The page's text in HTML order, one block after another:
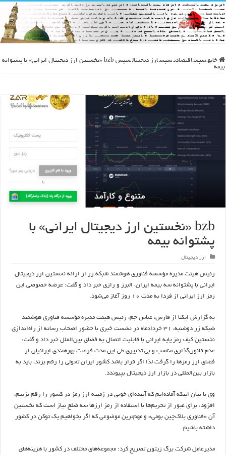
خانه سپس اقتصادی سپس ارز دیجیتال سپس
bzb «نخستین ارز دیجیتال ایرانی» با پشتوانه
بیمه
bzb «نخستین ارز دیجیتال ایرانی» با
پشتوانه بیمه
ارز دیجیتال
رئیس هیئت مدیره مؤسسه فناوری هوشمند شبکه زر از ارائه نخستین ارز دیجیتال
ایرانی با پشتوانه سه بیمه ایران، البرز و رازی خبر داد و گفت: عرضه خصوصی این
رمز ارز ایرانی از فردا به مدت ۱۰ روز آغاز می‌شود.
به گزارش ایکنا از فارس، عباس جم، رئیس هیئت مدیره مؤسسه فناوری هوشمند
شبکه زر دوشنبه، ۳۱ خردادماه در نشست خبری با حضور اصحاب رسانه از راه‌اندازی
نخستین کیف رمز پایه ایرانی با قابلیت اتصال به فضای بین‌الملل خبر داد و گفت:
عدم قانون‌گذاری مناسب و بی تدبیری طی این مدت فرصت بهره‌مندی ایرانیان از
فضای ارز رمزها را گرفت لذا اگر قرار باشد کشور ایران تحولی را رقم بزند، باید به
بازار بین‌المللی در بازار ارز دیجیتال بپیوندد.
وی با بیان اینکه آماده‌ایم که آینده‌ای خوبی در زمینه ارز رمز در کشور را رقم بزنیم،
افزود: برای عبور از تحریم‌ها با استفاده از رمز ارزها سه ضلع نیاز است که نخستین
آن «فناوری بلاک‌چین بومی» و مهم‌ترین موضوعی که اگر بخواهیم یک توکن در کشور
داشته باشیم.
مدیرعامل شرکت برگ زیتون تصریح کرد: مجموعه‌های مختلف در کشور با هزینه‌های